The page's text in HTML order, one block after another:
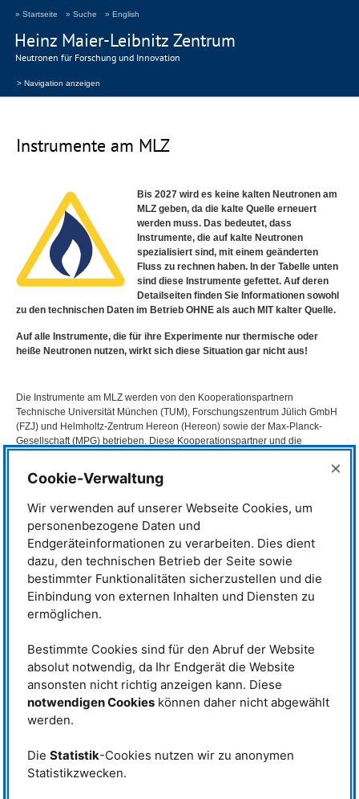
Heinz Maier-Leibnitz Zentrum
Neutronen für Forschung und Innovation
» Startseite » Suche » English
> Navigation anzeigen
Instrumente am MLZ
Bis 2027 wird es keine kalten Neutronen am
MLZ geben, da die kalte Quelle erneuert
werden muss. Das bedeutet, dass
Instrumente, die auf kalte Neutronen
spezialisiert sind, mit einem geänderten
Fluss zu rechnen haben. In der Tabelle unten
sind diese Instrumente gefettet. Auf deren
Detailseiten finden Sie Informationen sowohl
zu den technischen Daten im Betrieb OHNE als auch MITkalter Quelle.
Auf alle Instrumente, die für ihre Experimente nur thermische oder
heiße Neutronen nutzen, wirkt sich diese Situation gar nicht aus!
Die Instrumente am MLZ werden von den Kooperationspartnern
Technische Universität München (TUM), Forschungszentrum Jülich GmbH
(FZJ) und Helmholtz-Zentrum Hereon (Hereon) sowie der Max-Planck-
Gesellschaft (MPG) betrieben. Diese Kooperationspartner und die
ständigen Verbesserung der Leistungsfähigkeit der Instrumente. So steht
den wissenschaftlichen Nutzerinnen und Nutzern ein Ensemble
Die Instrumentwissenschaftlerinnen und -wissenschaftler werden von
Serviceteams für die Probenumgebung, Neutronenoptik, Detektoren,
Instrumentsteuerung und Software und dem Team des Nutzerbüros
unterstützt. Zusätzlich werden zahlreiche Labors zur Herstellung und
Charakterisierung verschiedenartiger Proben betrieben, um auch den
speziellen Anforderungen der wissenschaftlichen Nutzerinnen und Nutzer
gerecht zu werden.
Molekularstrahl-Epitaxie (MBE)-Anlage für die
Transmissionselektronenmikroskopie bzw. die Herstellung qualitativ
hochwertiger dünner Schichten in Kombination mit Neutronenexperiment-
Proposals zur Verfügung.
MLZ
Instrumentgruppe
TUM
Cookie-Verwaltung ×
Wir verwenden auf unserer Webseite Cookies, um
personenbezogene Daten und
Endgeräteinformationen zu verarbeiten. Dies dient
dazu, den technischen Betrieb der Seite sowie
bestimmter Funktionalitäten sicherzustellen und die
Einbindung von externen Inhalten und Diensten zu
ermöglichen.
Bestimmte Cookies sind für den Abruf der Website
absolut notwendig, da Ihr Endgerät die Website
ansonsten nicht richtig anzeigen kann. Diese
notwendigen Cookieskönnen daher nicht abgewählt
werden.
Die Statistik-Cookies nutzen wir zu anonymen
Statistikzwecken.